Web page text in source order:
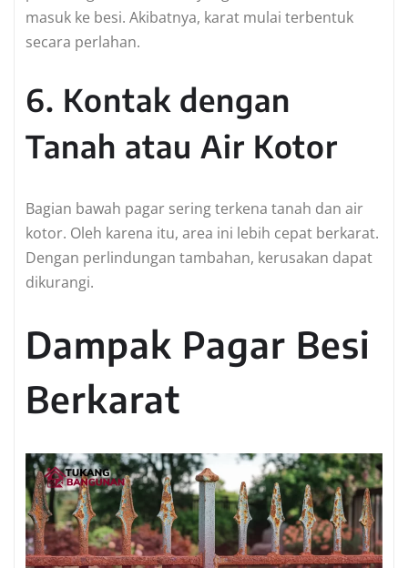
masuk ke besi. Akibatnya, karat mulai terbentuk
secara perlahan.
6. Kontak dengan
Tanah atau Air Kotor
Bagian bawah pagar sering terkena tanah dan air
kotor. Oleh karena itu, area ini lebih cepat berkarat.
Dengan perlindungan tambahan, kerusakan dapat
dikurangi.
Dampak Pagar Besi
Berkarat